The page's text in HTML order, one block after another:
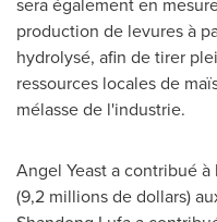
production de levures à
hydrolysé, afin de tirer
ressources locales de
mélasse de l'industrie.
Angel Yeasta contribué à
(9,2 millions de dollars)